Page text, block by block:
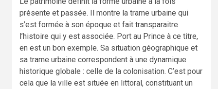
présente et passée. Il montre la trame urbaine qui
s’est formée à son époque et fait transparaitre
l’histoire qui y est associée. Port au Prince à ce titre,
en est un bon exemple. Sa situation géographique et
sa trame urbaine correspondent à une dynamique
historique globale : celle de la colonisation. C’est pour
cela que la ville est située en littoral, constituant un